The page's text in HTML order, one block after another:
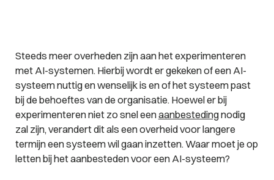
Steeds meer overheden zijn aan het experimenteren
met AI-systemen. Hierbij wordt er gekeken of een AI-
systeem nuttig en wenselijk is en of het systeem past
bij de behoeftes van de organisatie. Hoewel er bij
experimenteren niet zo snel eenaanbestedingnodig
zal zijn, verandert dit als een overheid voor langere
termijn een systeem wil gaan inzetten. Waar moet je op
letten bij het aanbesteden voor een AI-systeem?